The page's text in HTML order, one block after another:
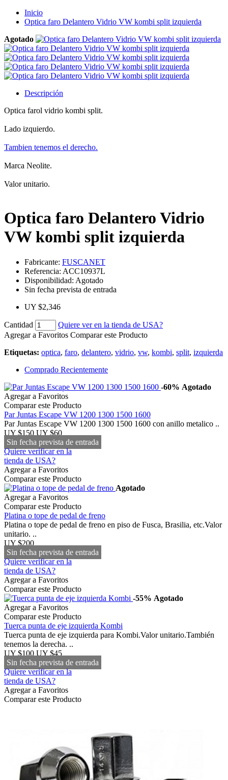
Inicio
Optica faro Delantero Vidrio VW kombi split izquierda
Agotado
Descripción
Optica farol vidrio kombi split.
Lado izquierdo.
Tambien tenemos el derecho.
Marca Neolite.
Valor unitario.
Optica faro Delantero Vidrio
VW kombi split izquierda
Fabricante: FUSCANET
Referencia: ACC10937L
Disponibilidad: Agotado
Sin fecha prevista de entrada
UY $2,346
Cantidad
Quiere ver en la tienda de USA?
Agregar a Favoritos Comparar este Producto
Etiquetas: optica, faro, delantero, vidrio, vw, kombi, split, izquierda
Comprado Recientemente
-60% Agotado
Agregar a Favoritos
Comparar este Producto
Par Juntas Escape VW 1200 1300 1500 1600
Par Juntas Escape VW 1200 1300 1500 1600 con anillo metalico ..
UY $150 UY $60
Sin fecha prevista de entrada
Quiere verificar en la
tienda de USA?
Agregar a Favoritos
Comparar este Producto
Agotado
Agregar a Favoritos
Comparar este Producto
Platina o tope de pedal de freno
Platina o tope de pedal de freno en piso de Fusca, Brasilia, etc.Valor
unitario. ..
UY $200
Sin fecha prevista de entrada
Quiere verificar en la
tienda de USA?
Agregar a Favoritos
Comparar este Producto
-55% Agotado
Agregar a Favoritos
Comparar este Producto
Tuerca punta de eje izquierda Kombi
Tuerca punta de eje izquierda para Kombi.Valor unitario.También
tenemos la derecha. ..
UY $100 UY $45
Sin fecha prevista de entrada
Quiere verificar en la
tienda de USA?
Agregar a Favoritos
Comparar este Producto